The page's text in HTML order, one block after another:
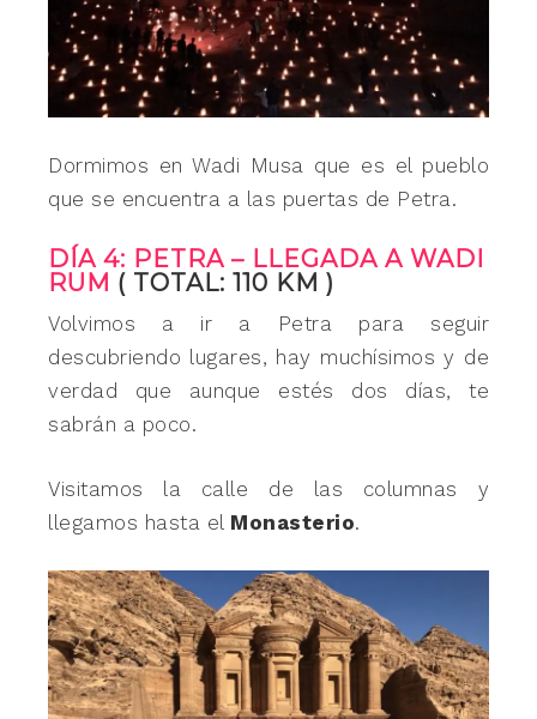
Dormimos en Wadi Musa que es el pueblo
que se encuentra a las puertas de Petra.
DÍA 4: PETRA – LLEGADA A WADI
RUM ( TOTAL: 110 KM )
Volvimos a ir a Petra para seguir
descubriendo lugares, hay muchísimos y de
verdad que aunque estés dos días, te
sabrán a poco.
Visitamos la calle de las columnas y
llegamos hasta el Monasterio.